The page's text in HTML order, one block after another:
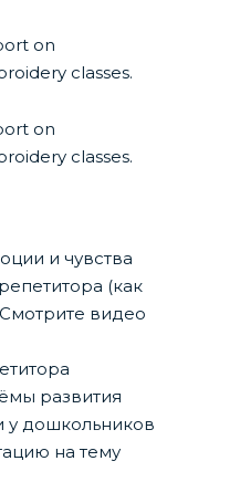
on
classes.
on
classes.
и чувства
(как
видео
развития
у дошкольников
на тему